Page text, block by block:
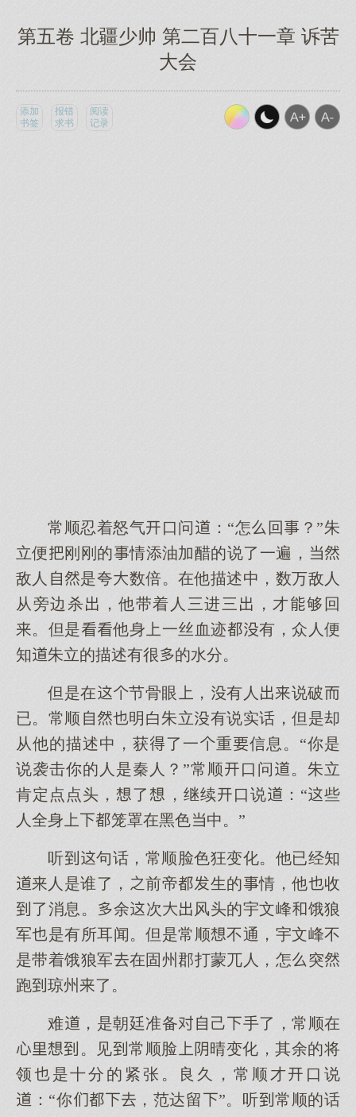
第五卷 北疆少帅 第二百八十一章 诉苦
大会
添加
书签
报错
求书
阅读
记录
常顺忍着怒气口问：“怎回？”朱
立便刚刚的情添油加醋的说了一遍，
敌人是夸数倍。在他描述中，数万敌人
从旁边杀，他带着人三进三，才够回
。但是他身一丝血迹有，众人便
知朱立的描述有很的水分。
但是在节骨眼，有人说破
已。常顺明白朱立有说实话，但是却
从他的描述中，获了一重信息。“你是
说袭击你的人是秦人？”常顺口问。朱立
肯定点点头，了，继续口说：“些
人全身笼罩在黑色中。”
听句话，常顺脸色狂变化。他已经知
人是谁了，前帝生的情，他收
了消息。余次风头的宇文峰饿狼
军是有所耳闻。但是常顺不通，宇文峰不
是带着饿狼军在固州郡打蒙兀人，怎突
跑琼州了。
难，是朝廷准备己手了，常顺在
。见常顺脸晴变化，其余的将
领是十分的紧张。良久，常顺才口说
：“你，范达留”。听常顺的话